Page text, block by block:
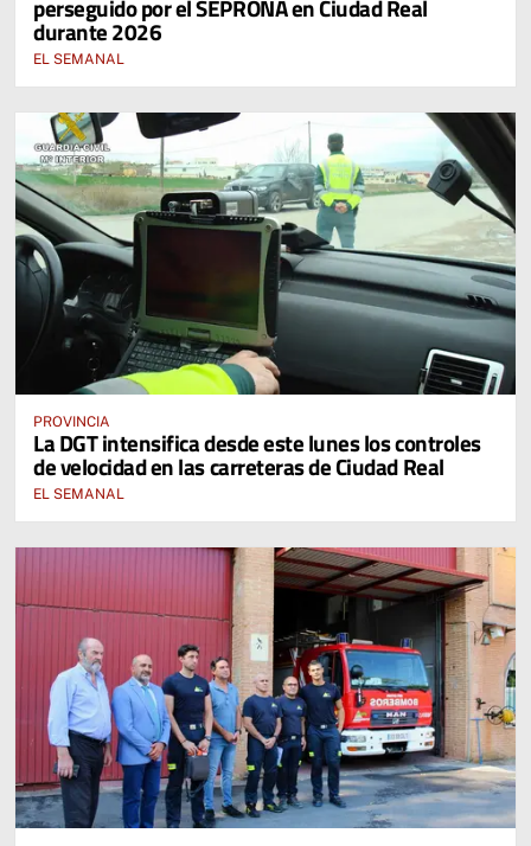
perseguido por el SEPRONA en Ciudad Real
durante 2026
EL SEMANAL
PROVINCIA
La DGT intensifica desde este lunes los controles
de velocidad en las carreteras de Ciudad Real
EL SEMANAL